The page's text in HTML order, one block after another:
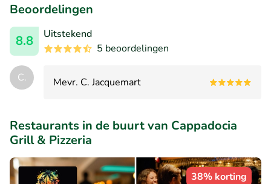
Beoordelingen
8.8
Uitstekend
5 beoordelingen
C. Mevr. C. Jacquemart
Restaurants in de buurt van Cappadocia
Grill & Pizzeria
38% korting